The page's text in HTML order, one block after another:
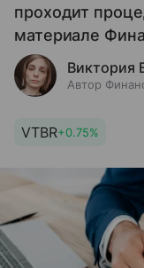
проходит
материале
Виктория
Автор
VTBR+0.75%